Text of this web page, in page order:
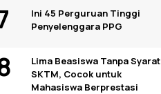
Ini 45 Perguruan Tinggi
Penyelenggara PPG
Lima Beasiswa Tanpa Syarat
SKTM, Cocok untuk
Mahasiswa Berprestasi